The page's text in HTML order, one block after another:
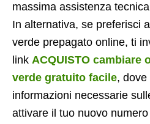
massima assistenza
In alternativa, se preferisci
verde prepagato online, ti
link ACQUISTO cambiare
verde gratuito facile,
informazioni necessarie
attivare il tuo nuovo